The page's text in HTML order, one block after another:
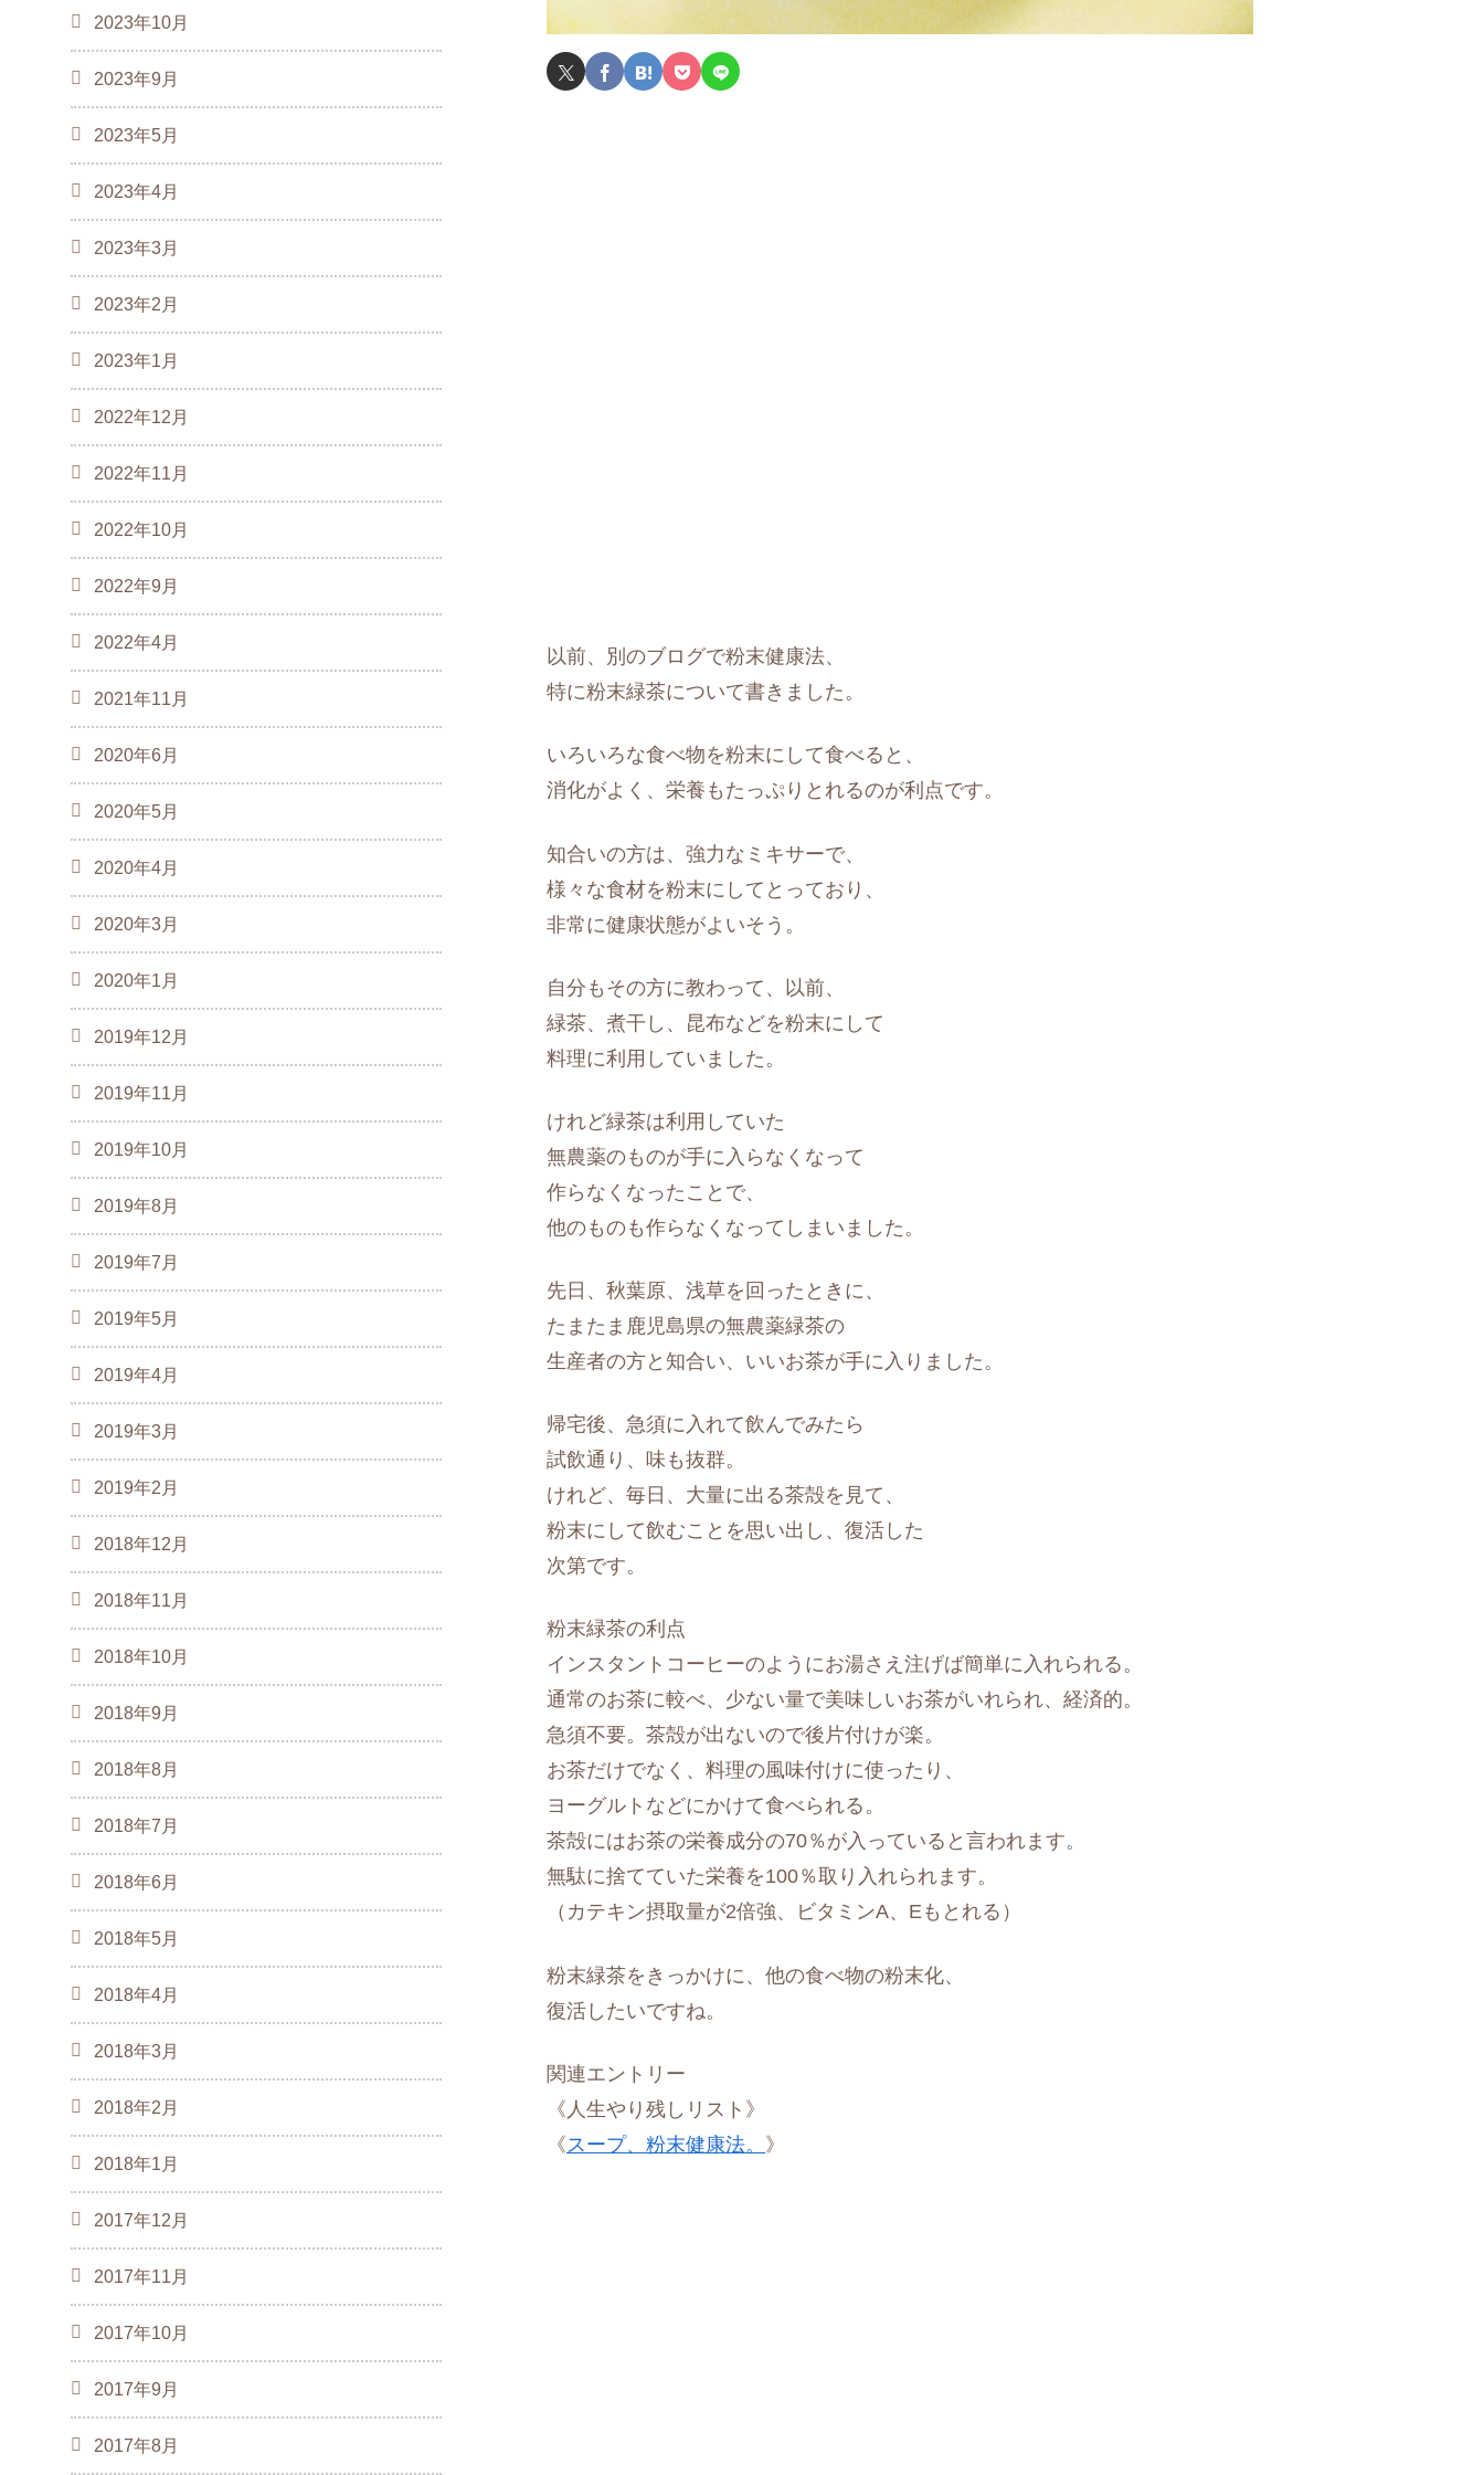
以前、別のブログで粉末健康法、
特に粉末緑茶について書きました。
いろいろな食べ物を粉末にして食べると、
消化がよく、栄養もたっぷりとれるのが利点です。
知合いの方は、強力なミキサーで、
様々な食材を粉末にしてとっており、
非常に健康状態がよいそう。
自分もその方に教わって、以前、
緑茶、煮干し、昆布などを粉末にして
料理に利用していました。
けれど緑茶は利用していた
無農薬のものが手に入らなくなって
作らなくなったことで、
他のものも作らなくなってしまいました。
先日、秋葉原、浅草を回ったときに、
たまたま鹿児島県の無農薬緑茶の
生産者の方と知合い、いいお茶が手に入りました。
帰宅後、急須に入れて飲んでみたら
試飲通り、味も抜群。
けれど、毎日、大量に出る茶殻を見て、
粉末にして飲むことを思い出し、復活した
次第です。
粉末緑茶の利点
インスタントコーヒーのようにお湯さえ注げば簡単に入れられる。
通常のお茶に較べ、少ない量で美味しいお茶がいれられ、経済的。
急須不要。茶殻が出ないので後片付けが楽。
お茶だけでなく、料理の風味付けに使ったり、
ヨーグルトなどにかけて食べられる。
茶殻にはお茶の栄養成分の70％が入っていると言われます。
無駄に捨てていた栄養を100％取り入れられます。
（カテキン摂取量が2倍強、ビタミンA、Eもとれる）
粉末緑茶をきっかけに、他の食べ物の粉末化、
復活したいですね。
関連エントリー
《人生やり残しリスト》
《 スープ、粉末健康法。 》
2023年10月
2023年9月
2023年5月
2023年4月
2023年3月
2023年2月
2023年1月
2022年12月
2022年11月
2022年10月
2022年9月
2022年4月
2021年11月
2020年6月
2020年5月
2020年4月
2020年3月
2020年1月
2019年12月
2019年11月
2019年10月
2019年8月
2019年7月
2019年5月
2019年4月
2019年3月
2019年2月
2018年12月
2018年11月
2018年10月
2018年9月
2018年8月
2018年7月
2018年6月
2018年5月
2018年4月
2018年3月
2018年2月
2018年1月
2017年12月
2017年11月
2017年10月
2017年9月
2017年8月